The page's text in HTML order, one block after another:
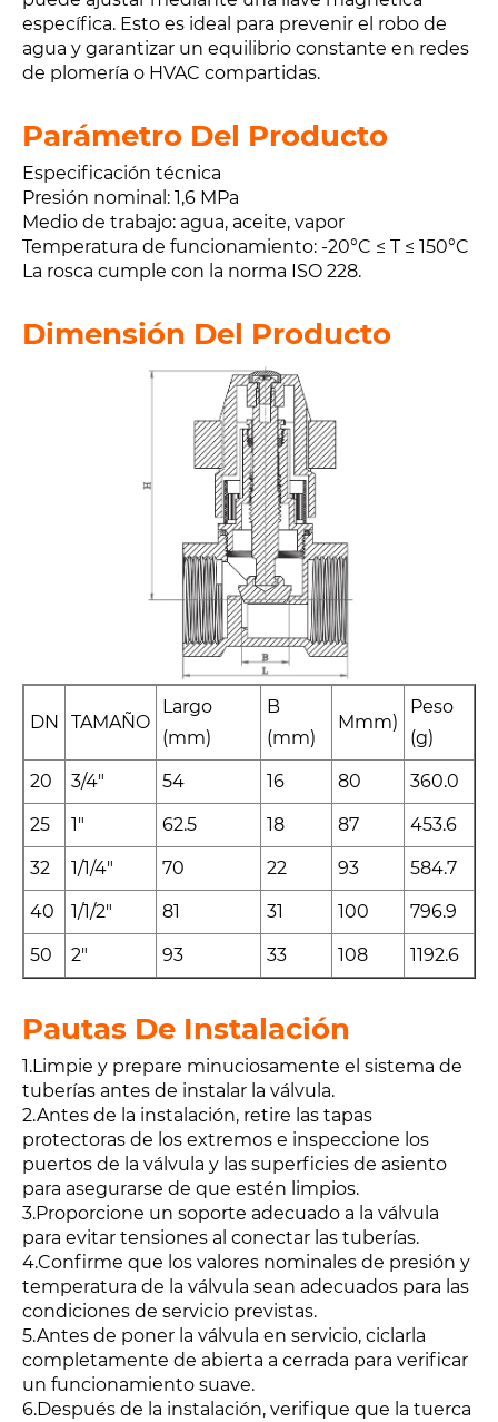
específica. Esto es ideal para prevenir el robo de
agua y garantizar un equilibrio constante en redes
de plomería o HVAC compartidas.
Parámetro Del Producto
Especificación técnica
Presión nominal: 1,6 MPa
Medio de trabajo: agua, aceite, vapor
Temperatura de funcionamiento: -20°C ≤ T ≤ 150°C
La rosca cumple con la norma ISO 228.
Dimensión Del Producto
DN TAMAÑO
Largo
(mm)
B
(mm)
Mmm)
Peso
(g)
20 3/4" 54 16 80 360.0
25 1" 62.5 18 87 453.6
32 1/1/4" 70 22 93 584.7
40 1/1/2" 81 31 100 796.9
50 2" 93 33 108 1192.6
Pautas De Instalación
1.Limpie y prepare minuciosamente el sistema de
tuberías antes de instalar la válvula.
2.Antes de la instalación, retire las tapas
protectoras de los extremos e inspeccione los
puertos de la válvula y las superficies de asiento
para asegurarse de que estén limpios.
3.Proporcione un soporte adecuado a la válvula
para evitar tensiones al conectar las tuberías.
4.Confirme que los valores nominales de presión y
temperatura de la válvula sean adecuados para las
condiciones de servicio previstas.
5.Antes de poner la válvula en servicio, ciclarla
completamente de abierta a cerrada para verificar
un funcionamiento suave.
6.Después de la instalación, verifique que la tuerca